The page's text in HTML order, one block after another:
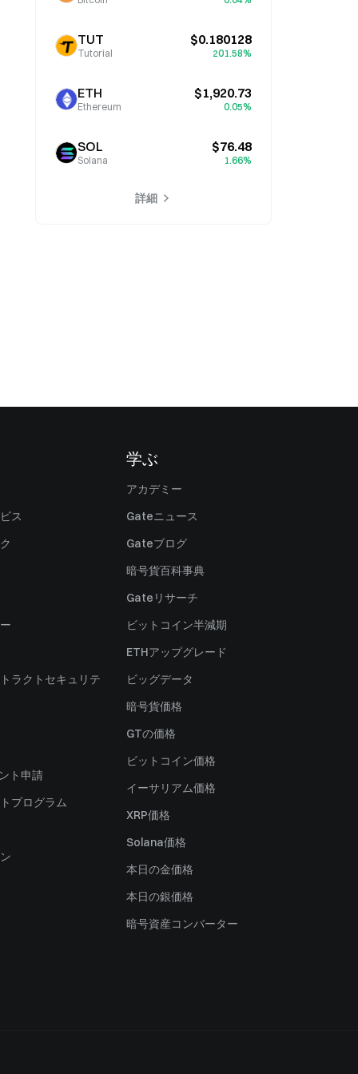
TUT
Tutorial
$0.180128
201.58%
ETH
Ethereum
$1,920.73
0.05%
SOL
Solana
$76.48
1.66%
詳細
ス
ラクトセキュリテ
ト申請
プログラム
学ぶ
アカデミー
Gateニュース
Gateブログ
暗号貨百科事典
Gateリサーチ
ビットコイン半減期
ETHアップグレード
ビッグデータ
暗号貨価格
GTの価格
ビットコイン価格
イーサリアム価格
XRP価格
Solana価格
本日の金価格
本日の銀価格
暗号資産コンバーター